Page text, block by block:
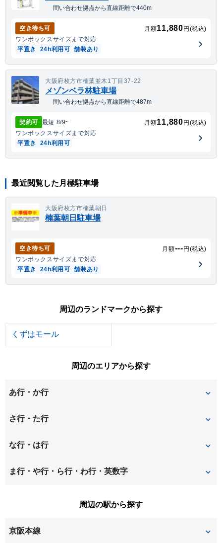
問い合わせ拠点から直線距離で440m
空き待ち可 月額11,880 円(税込)
ワンボックスサイズまで対応
平置き
24h利用可 舗装あり
大阪府枚方市楠葉並木1丁目37-22
メゾンベラ林駐車場
問い合わせ拠点から直線距離で487m
契約可 最短 8/9~ 月額11,880 円(税込)
ワンボックスサイズまで対応
平置き
24h利用可
最近閲覧した月極駐車場
大阪府枚方市楠葉朝日
楠葉朝日駐車場
空き待ち可 月額--- 円(税込)
ワンボックスサイズまで対応
平置き
24h利用可 舗装あり
周辺のランドマークから探す
くずはモール
周辺のエリアから探す
あ行・か行
江川
男山長沢
楠葉中之芝
楠葉中町
さ行・た行
招提中町
招提元町 高浜
な行・は行
西牧野 橋本堂ケ原
ま行・や行・ら行・わ行・英数字
周辺の駅から探す
京阪本線